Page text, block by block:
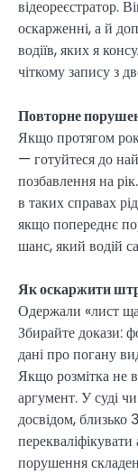
відеореєстратор.
оскарженні, а й
водіїв, яких я
чіткому запису з
Повторне
Якщо протягом
— готуйтеся до
позбавлення на
в таких справах
якщо попереднє
шанс, який водій
Як оскаржити
Одержали «лист
Збирайте докази:
дані про погану
Якщо розмітка не
аргумент. У суді
досвідом,
порушення